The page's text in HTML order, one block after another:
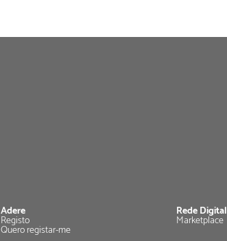
Adere
Registo
Quero registar-me
Rede Digital
Marketplace